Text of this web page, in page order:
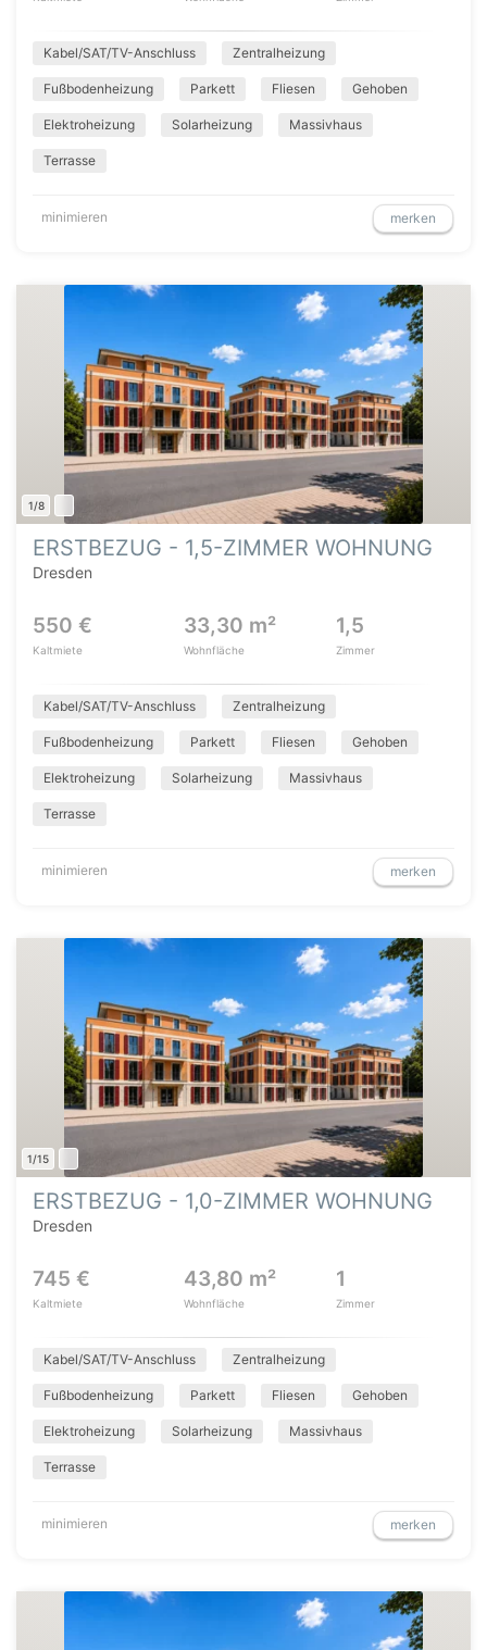
Kabel/SAT/TV-Anschluss Zentralheizung
Fußbodenheizung Parkett Fliesen Gehoben
Elektroheizung Solarheizung Massivhaus
Terrasse
minimieren merken
1/8
ERSTBEZUG - 1,5-ZIMMER WOHNUNG
Dresden
550 €
Kaltmiete
33,30 m²
Wohnfläche
1,5
Zimmer
Kabel/SAT/TV-Anschluss Zentralheizung
Fußbodenheizung Parkett Fliesen Gehoben
Elektroheizung Solarheizung Massivhaus
Terrasse
minimieren merken
1/15
ERSTBEZUG - 1,0-ZIMMER WOHNUNG
Dresden
745 €
Kaltmiete
43,80 m²
Wohnfläche
1
Zimmer
Kabel/SAT/TV-Anschluss Zentralheizung
Fußbodenheizung Parkett Fliesen Gehoben
Elektroheizung Solarheizung Massivhaus
Terrasse
minimieren merken